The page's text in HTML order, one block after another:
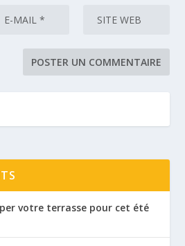
votre terrasse pour cet été